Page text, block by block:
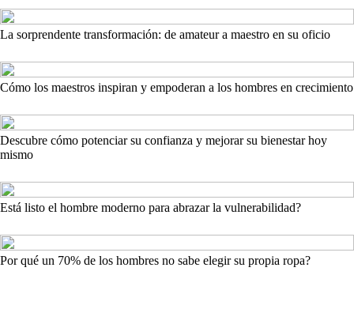
La sorprendente transformación: de amateur a maestro en su oficio
Cómo los maestros inspiran y empoderan a los hombres en crecimiento
Descubre cómo potenciar su confianza y mejorar su bienestar hoy
mismo
Está listo el hombre moderno para abrazar la vulnerabilidad?
Por qué un 70% de los hombres no sabe elegir su propia ropa?